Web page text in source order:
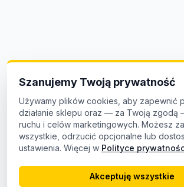
Szanujemy Twoją prywatność
Używamy plików cookies, aby zapewnić
działanie sklepu oraz — za Twoją zgodą
ruchu i celów marketingowych. Możesz
wszystkie, odrzucić opcjonalne lub
ustawienia. Więcej w Polityce
Akceptuję wszystkie